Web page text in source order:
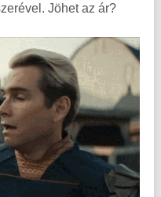
Jöhet az ár?